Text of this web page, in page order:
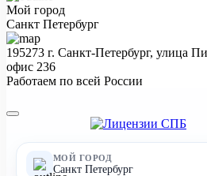
Мой город
Санкт Петербург
195273 г. Санкт-Петербург, улица
офис 236
Работаем по всей России
МОЙ ГОРОД
Санкт Петербург